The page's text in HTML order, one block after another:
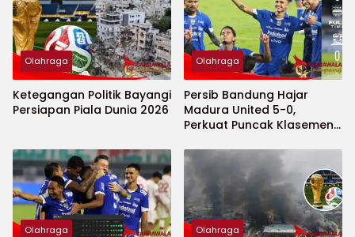
Olahraga
Ketegangan Politik Bayangi
Persiapan Piala Dunia 2026
Olahraga
Persib Bandung Hajar
Madura United 5-0,
Perkuat Puncak Klasemen
Olahraga Olahraga